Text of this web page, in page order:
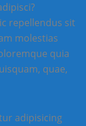
repellendus sit
molestias
quia
quae,
adipisicing